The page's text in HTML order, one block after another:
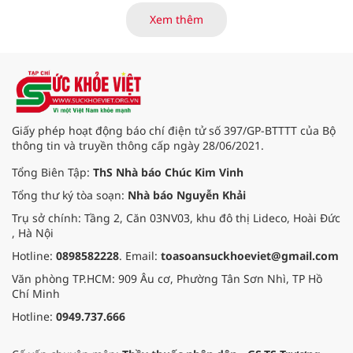
binh và người có công Long Đất
đem đến hơi ấm từ những phương
pháp Nam y thuần Việt, giúp xoa
dịu cơn đau và nâng cao sức khỏe
cho các cựu chiến binh trước sự
thay đổi đột ngột của thời tiết.
Xem thêm
Giấy phép hoạt động báo chí điện tử số 397/GP-BTTTT của Bộ
thông tin và truyền thông cấp ngày 28/06/2021.
Tổng Biên Tập: ThS Nhà báo Chúc Kim Vinh
Tổng thư ký tòa soạn: Nhà báo Nguyễn Khải
Trụ sở chính: Tầng 2, Căn 03NV03, khu đô thị Lideco, Hoài Đức
, Hà Nội
Hotline: 0898582228. Email: toasoansuckhoeviet@gmail.com
Văn phòng TP.HCM: 909 Âu cơ, Phường Tân Sơn Nhì, TP Hồ
Chí Minh
Hotline: 0949.737.666